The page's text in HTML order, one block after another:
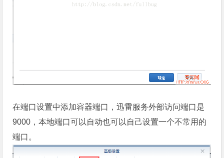
在端口设置中添加容器端口，迅雷服务外部访问端口是
9000，本地端口可以自动也可以自己设置一个不常用的
端口。